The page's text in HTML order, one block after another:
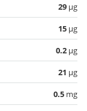
29 µg
15 µg
0.2 µg
21 µg
0.5 mg